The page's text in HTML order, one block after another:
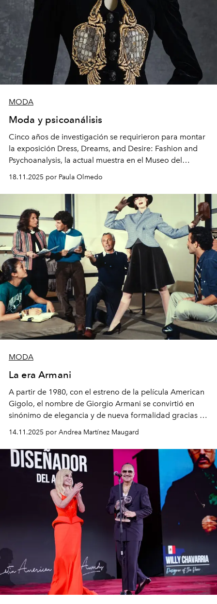
MODA
Moda y psicoanálisis
Cinco años de investigación se requirieron para montar
la exposición Dress, Dreams, and Desire: Fashion and
Psychoanalysis, la actual muestra en el Museo del
Fashion Institute of Technology (MFIT) en Nueva York.
18.11.2025 por Paula Olmedo
MODA
La era Armani
A partir de 1980, con el estreno de la película American
Gigolo, el nombre de Giorgio Armani se convirtió en
sinónimo de elegancia y de nueva formalidad gracias a
su presencia en terrenos internacionales. Además de
cautivar en las alfombras rojas y desfiles, vistió a
grandes actores y actrices, y se ganó la admiración de
directores como Michael Mann, Martin Scorsese y
Quentin Tarantino.
14.11.2025 por Andrea Martínez Maugard